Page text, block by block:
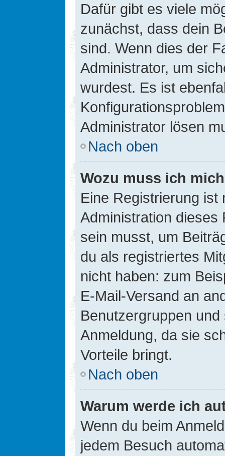
Dafür gibt es viele
zunächst, dass dein
sind. Wenn dies der
Administrator, um
wurdest. Es ist
Administrator lösen
Nach oben
Wozu muss ich
Eine Registrierung ist
Administration dieses
sein musst, um
du als registriertes
nicht haben: zum
E-Mail-Versand an
Benutzergruppen
Anmeldung, da sie
Vorteile bringt.
Nach oben
Warum werde ich
Wenn du beim
jedem Besuch